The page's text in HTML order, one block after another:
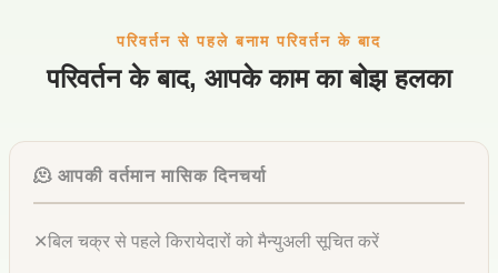
परिवर्तन से पहले बनाम परिवर्तन के बाद
परिवर्तन के बाद, आपके काम का बोझ हलका
🫠 आपकी वर्तमान मासिक दिनचर्या
✕बिल चक्र से पहले किरायेदारों को मैन्युअली सूचित करें